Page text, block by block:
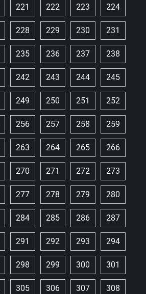
221 222 223 224
228 229 230 231
235 236 237 238
242 243 244 245
249 250 251 252
256 257 258 259
263 264 265 266
270 271 272 273
277 278 279 280
284 285 286 287
291 292 293 294
298 299 300 301
305 306 307 308